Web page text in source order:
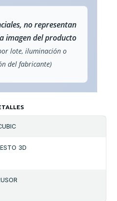
no representan
imagen del producto
lote, iluminación o
del fabricante)
3D